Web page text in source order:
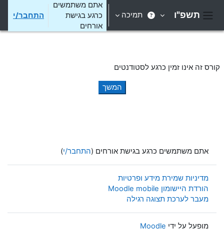
תשפ"ו תמיכה
אתם משתמשים
כרגע בגישת
אורחים
התחבר/י
קורס זה אינו זמין כרגע לסטודנטים
המשך
אתם משתמשים כרגע בגישת אורחים (התחבר/י)
מדיניות שמירת מידע ופרטיות
הורדת היישומון Moodle mobile
מעבר לערכת תצוגה רגילה
מופעל על ידי Moodle